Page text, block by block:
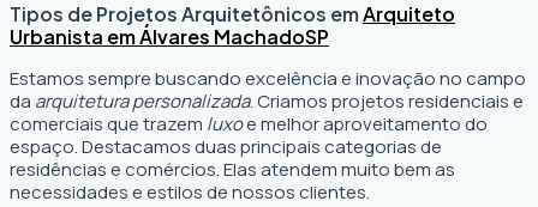
Tipos de Projetos Arquitetônicos emArquiteto
Urbanista em Álvares MachadoSP
Estamos sempre buscando excelência e inovação no campo
da arquitetura personalizada. Criamos projetos residenciais e
comerciais que trazem luxoe melhor aproveitamento do
espaço. Destacamos duas principais categorias de
residências e comércios. Elas atendem muito bem as
necessidades e estilos de nossos clientes.